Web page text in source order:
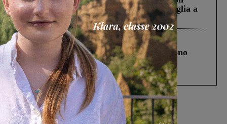
Fiorentino l’uomo che aveva ucciso la figlia a
Levane nel 2020
Cronaca 4 Agosto 2026
Un anno fa la strage in A1 in cui morirono
Gianni, Giulia e Franco. Lo schianto, il
processo, lo stop ai sorpassi fra tir....